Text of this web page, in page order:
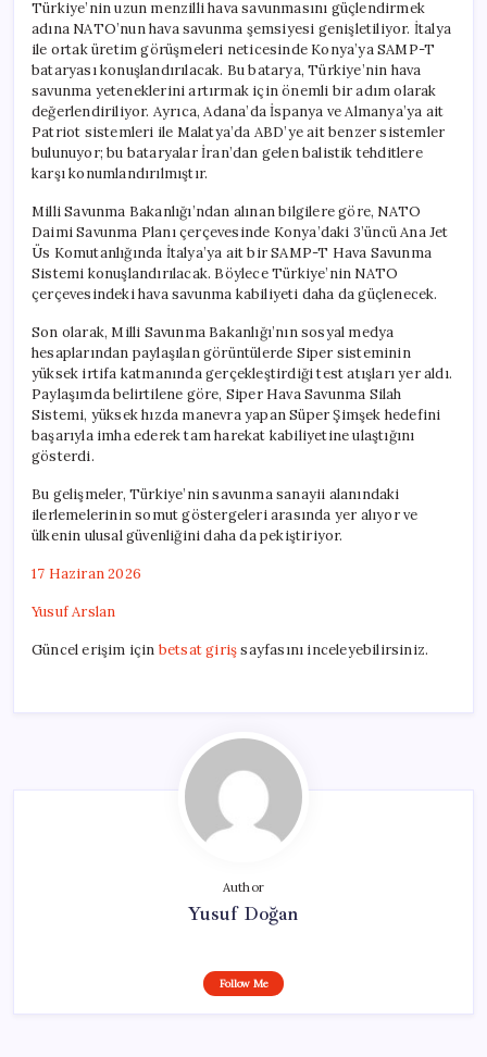
Türkiye’nin uzun menzilli hava savunmasını güçlendirmek
adına NATO’nun hava savunma şemsiyesi genişletiliyor. İtalya
ile ortak üretim görüşmeleri neticesinde Konya’ya SAMP-T
bataryası konuşlandırılacak. Bu batarya, Türkiye’nin hava
savunma yeteneklerini artırmak için önemli bir adım olarak
değerlendiriliyor. Ayrıca, Adana’da İspanya ve Almanya’ya ait
Patriot sistemleri ile Malatya’da ABD’ye ait benzer sistemler
bulunuyor; bu bataryalar İran’dan gelen balistik tehditlere
karşı konumlandırılmıştır.
Milli Savunma Bakanlığı’ndan alınan bilgilere göre, NATO
Daimi Savunma Planı çerçevesinde Konya’daki 3’üncü Ana Jet
Üs Komutanlığında İtalya’ya ait bir SAMP-T Hava Savunma
Sistemi konuşlandırılacak. Böylece Türkiye’nin NATO
çerçevesindeki hava savunma kabiliyeti daha da güçlenecek.
Son olarak, Milli Savunma Bakanlığı’nın sosyal medya
hesaplarından paylaşılan görüntülerde Siper sisteminin
yüksek irtifa katmanında gerçekleştirdiği test atışları yer aldı.
Paylaşımda belirtilene göre, Siper Hava Savunma Silah
Sistemi, yüksek hızda manevra yapan Süper Şimşek hedefini
başarıyla imha ederek tam harekat kabiliyetine ulaştığını
gösterdi.
Bu gelişmeler, Türkiye’nin savunma sanayii alanındaki
ilerlemelerinin somut göstergeleri arasında yer alıyor ve
ülkenin ulusal güvenliğini daha da pekiştiriyor.
17 Haziran 2026
Yusuf Arslan
Güncel erişim için betsat girişsayfasını inceleyebilirsiniz.
Author
Yusuf Doğan
Follow Me